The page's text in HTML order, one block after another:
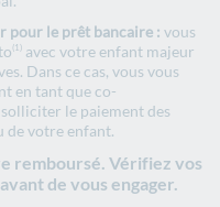
pour le prêt bancaire : vous
(1) avec votre enfant majeur
Dans ce cas, vous vous
en tant que co-
le paiement des
de votre enfant.
remboursé. Vérifiez vos
de vous engager.